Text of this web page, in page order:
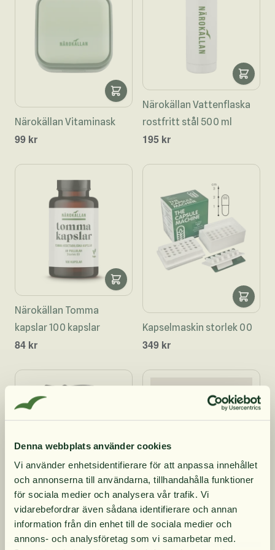
Denna webbplats använder cookies
Vi använder enhetsidentifierare för att anpassa innehållet
och annonserna till användarna, tillhandahålla funktioner
för sociala medier och analysera vår trafik. Vi
vidarebefordrar även sådana identifierare och annan
information från din enhet till de sociala medier och
annons- och analysföretag som vi samarbetar med.
Närokällan Vitaminask
99 kr
Närokällan Vattenflaska
rostfritt stål 500 ml
195 kr
Närokällan Tomma
kapslar 100 kapslar
84 kr
Kapselmaskin storlek 00
349 kr
Dense Smartshake
Rostfritt Stål 900 ml
Salte Glasflaska 700 ml
10% rabatt på